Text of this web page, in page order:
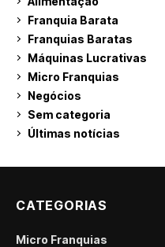
Franquia Barata
Franquias Baratas
Máquinas Lucrativas
Micro Franquias
Negócios
Sem categoria
Últimas notícias
CATEGORIAS
Micro Franquias